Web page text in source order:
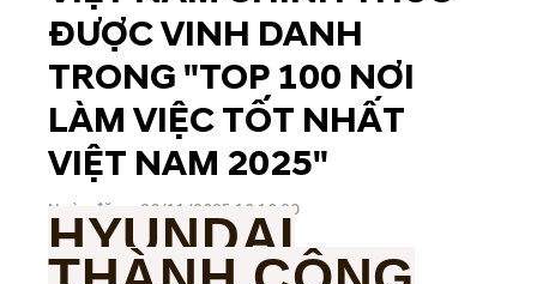
ĐƯỢC VINH DANH
TRONG "TOP 100 NƠI
LÀM VIỆC TỐT NHẤT
VIỆT NAM 2025"
Ngày đăng: 26/11/2025 10:10:20
HYUNDAI